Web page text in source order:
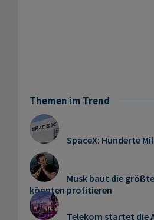
Themen im Trend
SpaceX: Hunderte
Musk baut die
könnten profitieren
Telekom startet die